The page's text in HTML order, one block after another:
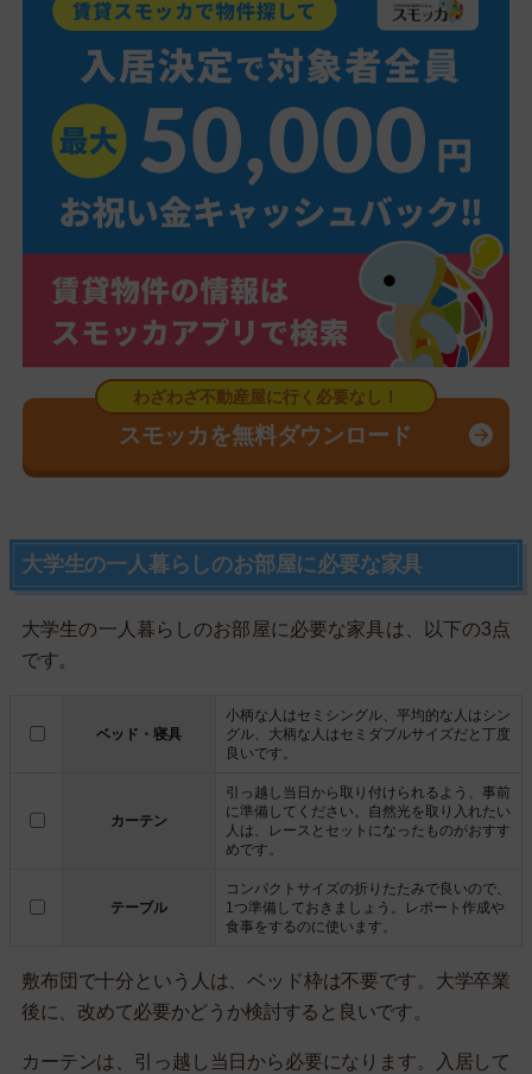
スモッカを無料ダウンロード
大学生の一人暮らしのお部屋に必要な家具
大学生の一人暮らしのお部屋に必要な家具は、以下の3点
です。
ベッド・寝具
小柄な人はセミシングル、平均的な人はシン
グル、大柄な人はセミダブルサイズだと丁度
良いです。
カーテン
引っ越し当日から取り付けられるよう、事前
に準備してください。自然光を取り入れたい
人は、レースとセットになったものがおすす
めです。
テーブル
コンパクトサイズの折りたたみで良いので、
1つ準備しておきましょう。レポート作成や
食事をするのに使います。
敷布団で十分という人は、ベッド枠は不要です。大学卒業
後に、改めて必要かどうか検討すると良いです。
カーテンは、引っ越し当日から必要になります。入居して